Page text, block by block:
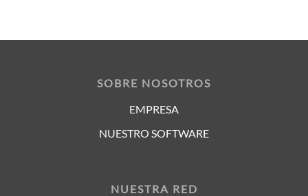
SOBRE NOSOTROS
EMPRESA
NUESTRO SOFTWARE
NUESTRA RED